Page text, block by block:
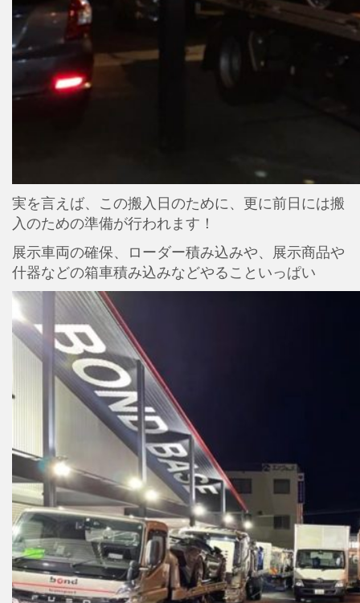
実を言えば、この搬入日のために、更に前日には搬
入のための準備が行われます！
展示車両の確保、ローダー積み込みや、展示商品や
什器などの箱車積み込みなどやることいっぱい